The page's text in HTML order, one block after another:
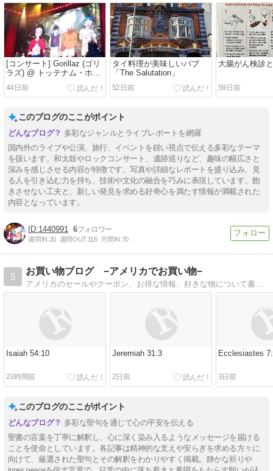
[コンサート] Gorillaz (ゴリ
ラズ) @ トッテナム・ホッ
トスパー・スタジアム
44日前
タイ料理が美味しいパブ
「The Salutation」
52日前
大腸がん検診
59日前
このブログのここがポイント
多彩なジャンルとライブレポートを網羅
国内外のライブや公演、旅行、イベントを鋭い視点で伝える多彩なテーマ
を扱います。和太鼓やロックコンサート、遺跡巡りなど、趣味の幅広さと
深みを感じさせる内容が特徴です。写真や詳細なレポートを盛り込み、見
る人を引き込む力を持ち、技術や文化の融合を巧みに表現しています。飽
きさせない工夫と、新しい発見を求める好奇心を満たす情報が満載された
内容となっています。
1440991 6
週間IN:20 週間OUT:116 月間IN:70
5
お買い物ブログ −アメリカでお買い物−
アメリカのセールやクーポン、お得な情報、好きな物について書いています。毎日少しだけ聖書のおはなしもあります。米国移住10数年目。クリスチャン。
Isaiah 54:10
23時間前
Jeremiah 31:3
2日前
Ecclesiastes
3日前
このブログのここがポイント
多彩な聖句を通じて心の平安を伝える
聖書の言葉を丁寧に解釈し、心に深く染み入るようなメッセージを届ける
ことを使命としています。各記事は精神的な支えや安らぎを求める方々に
向けて、厳選された聖句とその解釈をわかりやすく掲載。静かな祈りや